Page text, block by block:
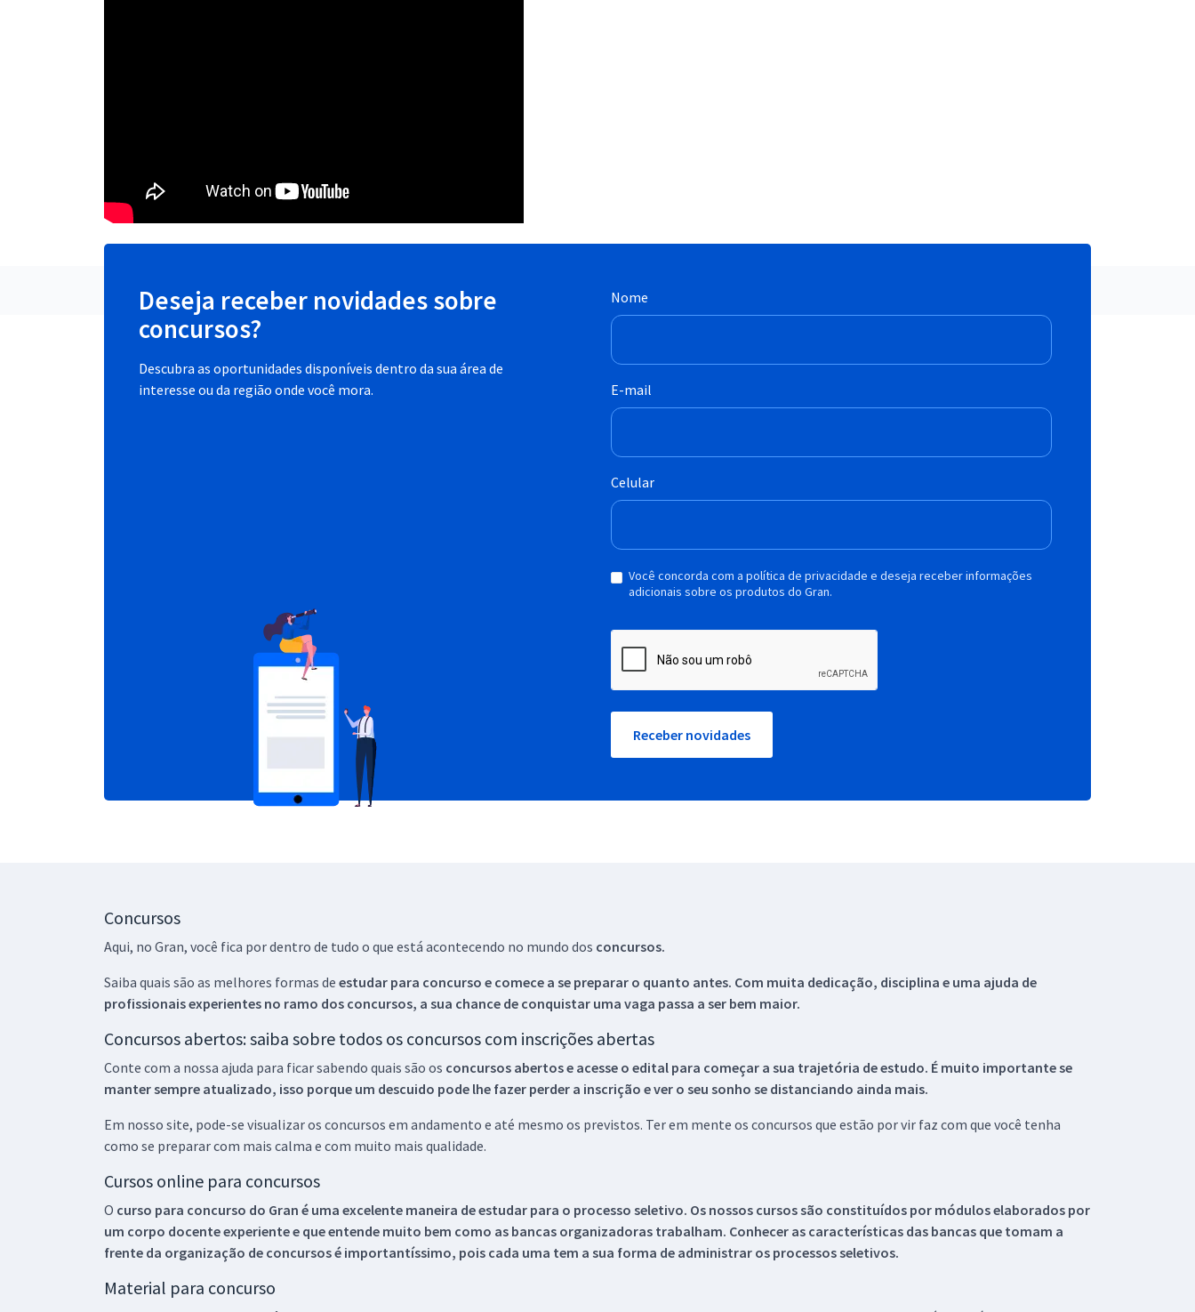
Deseja receber novidades sobre
concursos?
Descubra as oportunidades disponíveis dentro da sua área de
interesse ou da região onde você mora.
Nome
E-mail
Celular
Você concorda com a política de privacidade e deseja receber informações
adicionais sobre os produtos do Gran.
Receber novidades
Concursos
Aqui, no Gran, você fica por dentro de tudo o que está acontecendo no mundo dos concursos.
Saiba quais são as melhores formas de estudar para concurso e comece a se preparar o quanto antes. Com muita dedicação, disciplina e uma ajuda de
profissionais experientes no ramo dos concursos, a sua chance de conquistar uma vaga passa a ser bem maior.
Concursos abertos: saiba sobre todos os concursos com inscrições abertas
Conte com a nossa ajuda para ficar sabendo quais são os concursos abertos e acesse o edital para começar a sua trajetória de estudo. É muito importante se
manter sempre atualizado, isso porque um descuido pode lhe fazer perder a inscrição e ver o seu sonho se distanciando ainda mais.
Em nosso site, pode-se visualizar os concursos em andamento e até mesmo os previstos. Ter em mente os concursos que estão por vir faz com que você tenha
como se preparar com mais calma e com muito mais qualidade.
Cursos online para concursos
O curso para concurso do Gran é uma excelente maneira de estudar para o processo seletivo. Os nossos cursos são constituídos por módulos elaborados por
um corpo docente experiente e que entende muito bem como as bancas organizadoras trabalham. Conhecer as características das bancas que tomam a
frente da organização de concursos é importantíssimo, pois cada uma tem a sua forma de administrar os processos seletivos.
Material para concurso